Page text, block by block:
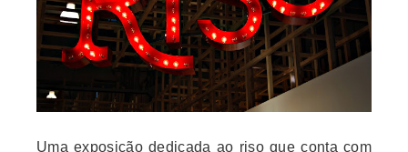
Uma exposição dedicada ao riso que conta com